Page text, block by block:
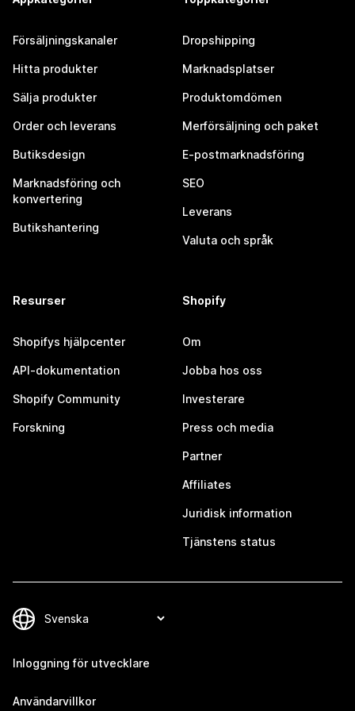
Försäljningskanaler
Hitta produkter
Sälja produkter
Order och leverans
Butiksdesign
Marknadsföring och
konvertering
Butikshantering
Dropshipping
Marknadsplatser
Produktomdömen
Merförsäljning och paket
E-postmarknadsföring
SEO
Leverans
Valuta och språk
Resurser
Shopifys hjälpcenter
API-dokumentation
Shopify Community
Forskning
Shopify
Om
Jobba hos oss
Investerare
Press och media
Partner
Affiliates
Juridisk information
Tjänstens status
Inloggning för utvecklare
Användarvillkor